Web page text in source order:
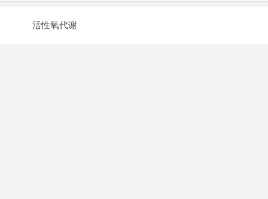
活性氧代谢